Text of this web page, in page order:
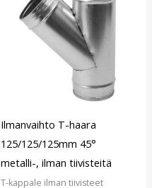
Ilmanvaihto T-haara
125/125/125mm 45°
metalli-, ilman tiivisteitä
T-kappale ilman tiivisteet